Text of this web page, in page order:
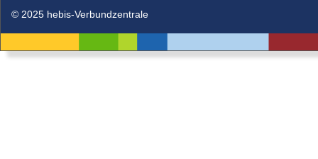
© 2025 hebis-Verbundzentrale